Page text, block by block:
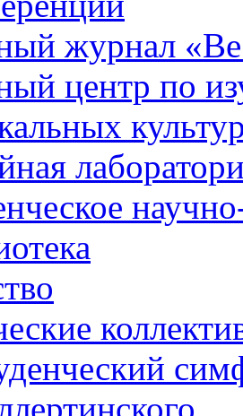
журнал
центр по